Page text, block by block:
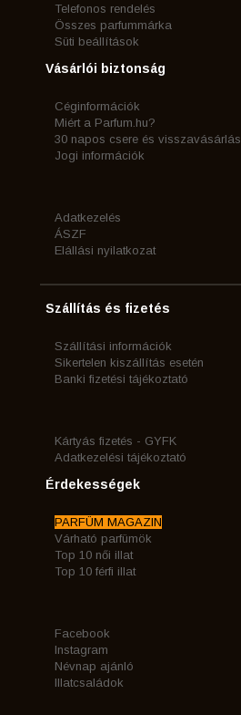
Telefonos rendelés
Összes parfummárka
Süti beállítások
Vásárlói biztonság
Céginformációk
Miért a Parfum.hu?
30 napos csere és visszavásárlás
Jogi információk
Adatkezelés
ÁSZF
Elállási nyilatkozat
Szállítás és fizetés
Szállítási információk
Sikertelen kiszállítás esetén
Banki fizetési tájékoztató
Kártyás fizetés - GYFK
Adatkezelési tájékoztató
Érdekességek
PARFÜM MAGAZIN
Várható parfümök
Top 10 női illat
Top 10 férfi illat
Facebook
Instagram
Névnap ajánló
Illatcsaládok